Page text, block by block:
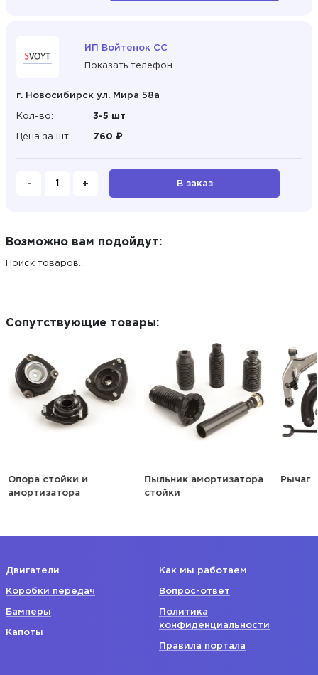
ИП Войтенок СС
Показать телефон
г. Новосибирск ул. Мира 58а
Кол-во: 3-5 шт
Цена за шт: 760 ₽
- + В заказ
Возможно вам подойдут:
Поиск товаров...
Сопутствующие товары:
Опора стойки и
амортизатора
Пыльник амортизатора
стойки
Рычаг
Двигатели
Коробки передач
Бамперы
Капоты
Как мы работаем
Вопрос-ответ
Политика
конфиденциальности
Правила портала